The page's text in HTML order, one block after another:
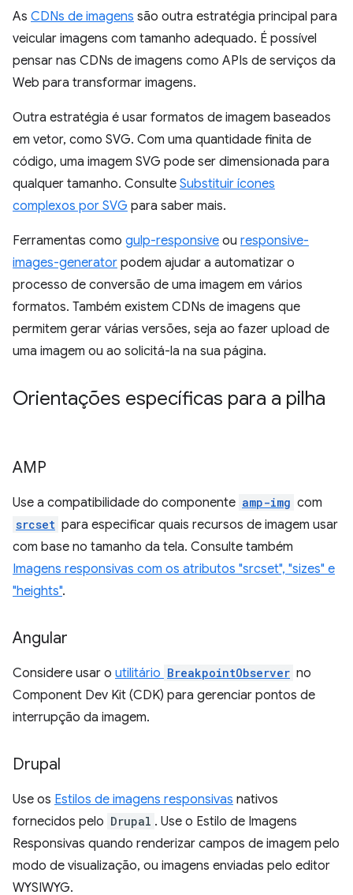
As CDNs de imagens são outra estratégia principal para
veicular imagens com tamanho adequado. É possível
pensar nas CDNs de imagens como APIs de serviços da
Web para transformar imagens.
Outra estratégia é usar formatos de imagem baseados
em vetor, como SVG. Com uma quantidade finita de
código, uma imagem SVG pode ser dimensionada para
qualquer tamanho. Consulte Substituir ícones
complexos por SVG para saber mais.
Ferramentas como gulp-responsive ou responsive-
images-generator podem ajudar a automatizar o
processo de conversão de uma imagem em vários
formatos. Também existem CDNs de imagens que
permitem gerar várias versões, seja ao fazer upload de
uma imagem ou ao solicitá-la na sua página.
Orientações específicas para a pilha
AMP
Use a compatibilidade do componente amp-img com
srcset para especificar quais recursos de imagem usar
com base no tamanho da tela. Consulte também
Imagens responsivas com os atributos "srcset", "sizes" e
"heights".
Angular
Considere usar o utilitário BreakpointObserver no
Component Dev Kit (CDK) para gerenciar pontos de
interrupção da imagem.
Drupal
Use os Estilos de imagens responsivas nativos
fornecidos pelo Drupal . Use o Estilo de Imagens
Responsivas quando renderizar campos de imagem pelo
modo de visualização, ou imagens enviadas pelo editor
WYSIWYG.